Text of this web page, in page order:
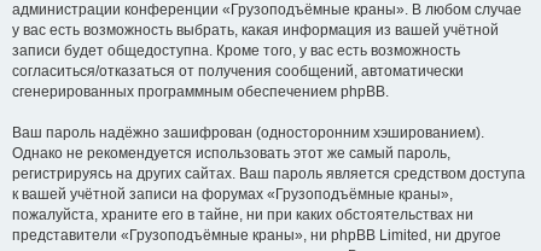
администрации конференции «Грузоподъёмные краны». В любом случае
у вас есть возможность выбрать, какая информация из вашей учётной
записи будет общедоступна. Кроме того, у вас есть возможность
согласиться/отказаться от получения сообщений, автоматически
сгенерированных программным обеспечением phpBB.
Ваш пароль надёжно зашифрован (односторонним хэшированием).
Однако не рекомендуется использовать этот же самый пароль,
регистрируясь на других сайтах. Ваш пароль является средством доступа
к вашей учётной записи на форумах «Грузоподъёмные краны»,
пожалуйста, храните его в тайне, ни при каких обстоятельствах ни
представители «Грузоподъёмные краны», ни phpBB Limited, ни другое